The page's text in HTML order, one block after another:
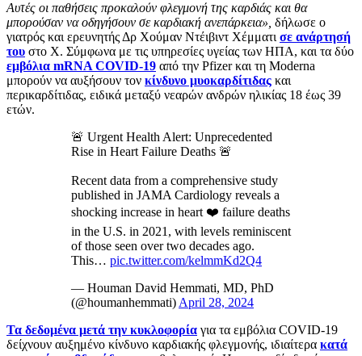
Αυτές οι παθήσεις προκαλούν φλεγμονή της καρδιάς και θα
μπορούσαν να οδηγήσουν σε καρδιακή ανεπάρκεια», δήλωσε ο
γιατρός και ερευνητής Δρ Χούμαν Ντέιβιντ Χέμματι σε ανάρτησή
του στο X. Σύμφωνα με τις υπηρεσίες υγείας των ΗΠΑ, και τα δύο
εμβόλια mRNA COVID-19 από την Pfizer και τη Moderna
μπορούν να αυξήσουν τον κίνδυνο μυοκαρδίτιδας και
περικαρδίτιδας, ειδικά μεταξύ νεαρών ανδρών ηλικίας 18 έως 39
ετών.
🚨 Urgent Health Alert: Unprecedented
Rise in Heart Failure Deaths 🚨
Recent data from a comprehensive study
published in JAMA Cardiology reveals a
shocking increase in heart ❤️ failure deaths
in the U.S. in 2021, with levels reminiscent
of those seen over two decades ago.
This… pic.twitter.com/kelmmKd2Q4
— Houman David Hemmati, MD, PhD
(@houmanhemmati)April 28, 2024
Τα δεδομένα μετά την κυκλοφορία για τα εμβόλια COVID-19
δείχνουν αυξημένο κίνδυνο καρδιακής φλεγμονής, ιδιαίτερα κατά